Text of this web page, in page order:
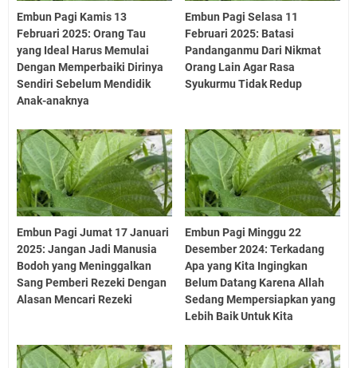
Embun Pagi Kamis 13
Februari 2025: Orang Tau
yang Ideal Harus Memulai
Dengan Memperbaiki Dirinya
Sendiri Sebelum Mendidik
Anak-anaknya
Embun Pagi Selasa 11
Februari 2025: Batasi
Pandanganmu Dari Nikmat
Orang Lain Agar Rasa
Syukurmu Tidak Redup
Embun Pagi Jumat 17 Januari
2025: Jangan Jadi Manusia
Bodoh yang Meninggalkan
Sang Pemberi Rezeki Dengan
Alasan Mencari Rezeki
Embun Pagi Minggu 22
Desember 2024: Terkadang
Apa yang Kita Ingingkan
Belum Datang Karena Allah
Sedang Mempersiapkan yang
Lebih Baik Untuk Kita